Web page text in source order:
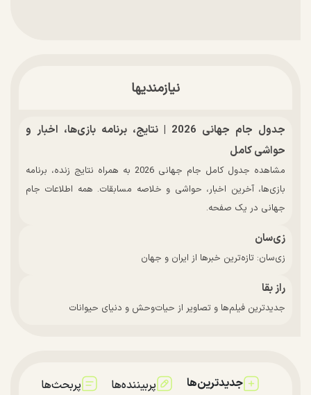
نیازمندیها
جدول جام جهانی 2026 | نتایج، برنامه بازی‌ها، اخبار و
حواشی کامل
مشاهده جدول کامل جام جهانی 2026 به همراه نتایج زنده، برنامه
بازی‌ها، آخرین اخبار، حواشی و خلاصه مسابقات. همه اطلاعات جام
جهانی در یک صفحه.
زی‌سان
زی‌سان: تازه‌ترین خبرها از ایران و جهان
راز بقا
جدیدترین فیلم‌ها و تصاویر از حیات‌وحش و دنیای حیوانات
جدیدترین‌ها پربیننده‌ها پربحث‌ها